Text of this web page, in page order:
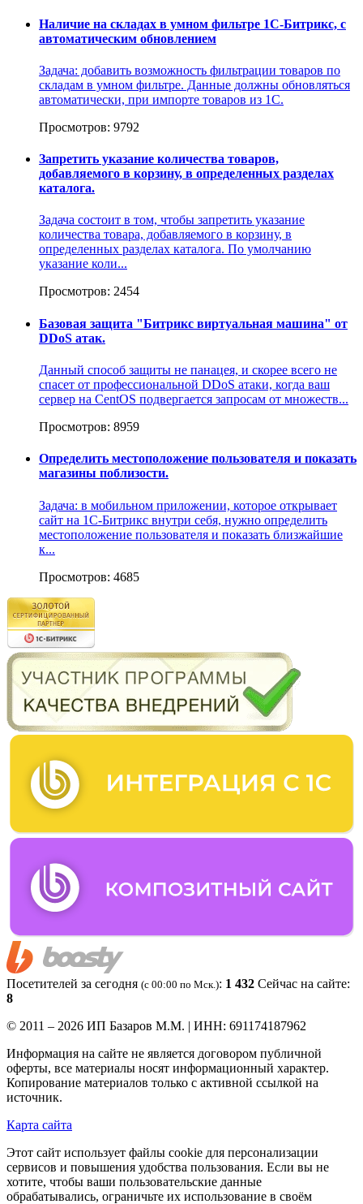
Наличие на складах в умном фильтре 1С-Битрикс, с
автоматическим обновлением
Задача: добавить возможность фильтрации товаров по
складам в умном фильтре. Данные должны обновляться
автоматически, при импорте товаров из 1С.
Просмотров: 9792
Запретить указание количества товаров,
добавляемого в корзину, в определенных разделах
каталога.
Задача состоит в том, чтобы запретить указание
количества товара, добавляемого в корзину, в
определенных разделах каталога. По умолчанию
указание коли...
Просмотров: 2454
Базовая защита "Битрикс виртуальная машина" от
DDoS атак.
Данный способ защиты не панацея, и скорее всего не
спасет от профессиональной DDoS атаки, когда ваш
сервер на CentOS подвергается запросам от множеств...
Просмотров: 8959
Определить местоположение пользователя и показать
магазины поблизости.
Задача: в мобильном приложении, которое открывает
сайт на 1С-Битрикс внутри себя, нужно определить
местоположение пользователя и показать близжайшие
к...
Просмотров: 4685
Посетителей за сегодня (c 00:00 по Мск.): 1 432 Сейчас на сайте:
8
© 2011 – 2026 ИП Базаров М.М. | ИНН: 691174187962
Информация на сайте не является договором публичной
оферты, все материалы носят информационный характер.
Копирование материалов только с активной ссылкой на
источник.
Карта сайта
Этот сайт использует файлы cookie для персонализации
сервисов и повышения удобства пользования. Если вы не
хотите, чтобы ваши пользовательские данные
обрабатывались, ограничьте их использование в своём